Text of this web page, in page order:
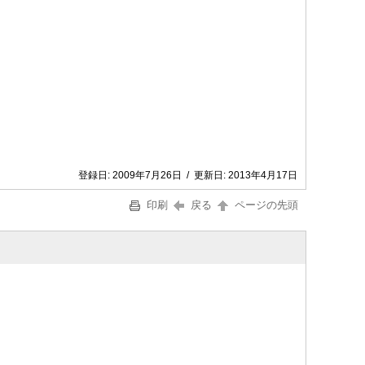
登録日: 2009年7月26日 / 更新日: 2013年4月17日
印刷 戻る ページの先頭